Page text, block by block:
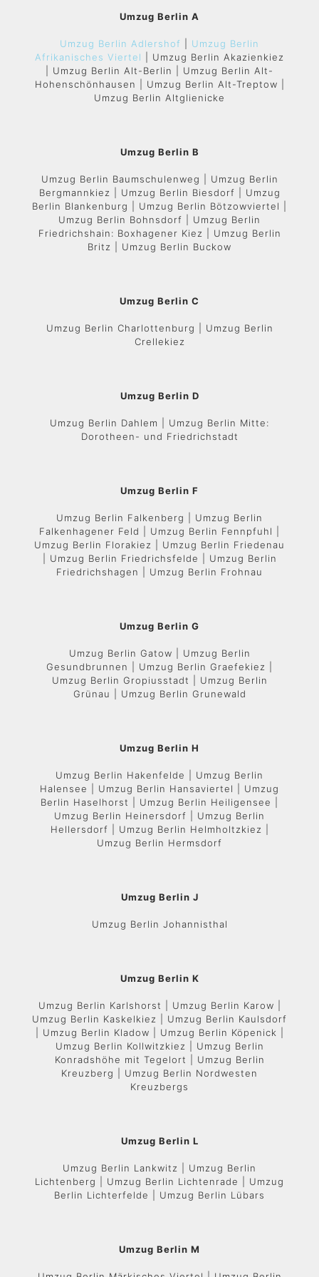
Umzug Berlin A
Umzug Berlin Adlershof
Umzug Berlin
Afrikanisches Viertel
| Umzug Berlin Akazienkiez
| Umzug Berlin Alt-Berlin | Umzug Berlin Alt-
Hohenschönhausen | Umzug Berlin Alt-Treptow |
Umzug Berlin Altglienicke
Umzug Berlin B
Umzug Berlin Baumschulenweg | Umzug Berlin
Bergmannkiez | Umzug Berlin Biesdorf | Umzug
Berlin Blankenburg | Umzug Berlin Bötzowviertel |
Umzug Berlin Bohnsdorf | Umzug Berlin
Friedrichshain: Boxhagener Kiez | Umzug Berlin
Britz | Umzug Berlin Buckow
Umzug Berlin C
Umzug Berlin Charlottenburg | Umzug Berlin
Crellekiez
Umzug Berlin D
Umzug Berlin Dahlem | Umzug Berlin Mitte:
Dorotheen- und Friedrichstadt
Umzug Berlin F
Umzug Berlin Falkenberg | Umzug Berlin
Falkenhagener Feld | Umzug Berlin Fennpfuhl |
Umzug Berlin Florakiez | Umzug Berlin Friedenau
| Umzug Berlin Friedrichsfelde | Umzug Berlin
Friedrichshagen | Umzug Berlin Frohnau
Umzug Berlin G
Umzug Berlin Gatow | Umzug Berlin
Gesundbrunnen | Umzug Berlin Graefekiez |
Umzug Berlin Gropiusstadt | Umzug Berlin
Grünau | Umzug Berlin Grunewald
Umzug Berlin H
Umzug Berlin Hakenfelde | Umzug Berlin
Halensee | Umzug Berlin Hansaviertel | Umzug
Berlin Haselhorst | Umzug Berlin Heiligensee |
Umzug Berlin Heinersdorf | Umzug Berlin
Hellersdorf | Umzug Berlin Helmholtzkiez |
Umzug Berlin Hermsdorf
Umzug Berlin J
Umzug Berlin Johannisthal
Umzug Berlin K
Umzug Berlin Karlshorst | Umzug Berlin Karow |
Umzug Berlin Kaskelkiez | Umzug Berlin Kaulsdorf
| Umzug Berlin Kladow | Umzug Berlin Köpenick |
Umzug Berlin Kollwitzkiez | Umzug Berlin
Konradshöhe mit Tegelort | Umzug Berlin
Kreuzberg | Umzug Berlin Nordwesten
Kreuzbergs
Umzug Berlin L
Umzug Berlin Lankwitz | Umzug Berlin
Lichtenberg | Umzug Berlin Lichtenrade | Umzug
Berlin Lichterfelde | Umzug Berlin Lübars
Umzug Berlin M